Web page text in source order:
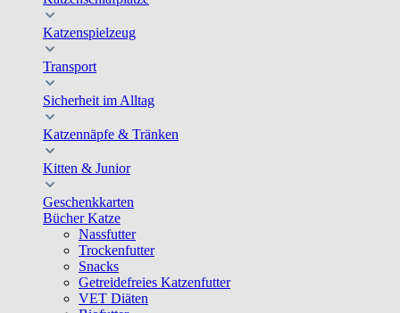
Katzenspielzeug
Transport
Sicherheit im Alltag
Katzennäpfe & Tränken
Kitten & Junior
Geschenkkarten
Bücher Katze
Nassfutter
Trockenfutter
Snacks
Getreidefreies Katzenfutter
VET Diäten